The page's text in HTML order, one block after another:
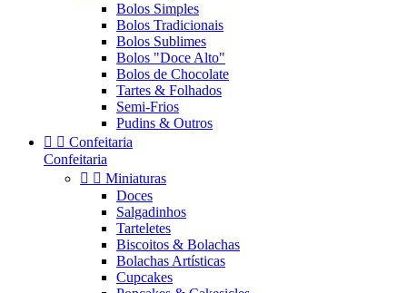
Bolos Simples
Bolos Tradicionais
Bolos Sublimes
Bolos "Doce Alto"
Bolos de Chocolate
Tartes & Folhados
Semi-Frios
Pudins & Outros
  Confeitaria
Confeitaria
  Miniaturas
Doces
Salgadinhos
Tarteletes
Biscoitos & Bolachas
Bolachas Artísticas
Cupcakes